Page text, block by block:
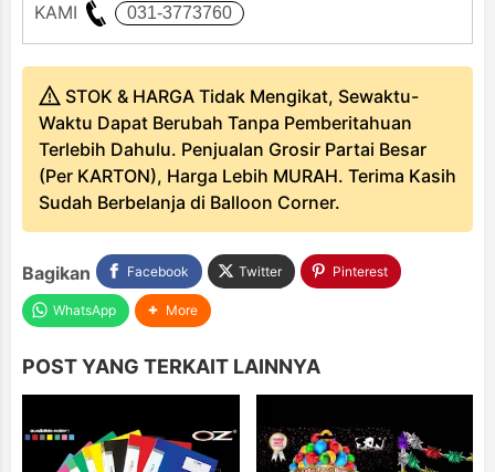
KAMI
STOK & HARGA Tidak Mengikat, Sewaktu-
Waktu Dapat Berubah Tanpa Pemberitahuan
Terlebih Dahulu. Penjualan Grosir Partai Besar
(Per KARTON), Harga Lebih MURAH. Terima Kasih
Sudah Berbelanja di Balloon Corner.
Bagikan Facebook Twitter Pinterest
WhatsApp More
POST YANG TERKAIT LAINNYA